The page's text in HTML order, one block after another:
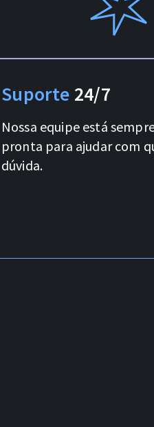
Suporte 24/7
Nossa equipe está
pronta para ajudar com
dúvida.